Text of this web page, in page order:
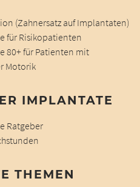
(Zahnersatz auf Implantaten)
für Risikopatienten
80+ für Patienten mit
Motorik
IMPLANTATE
Ratgeber
THEMEN